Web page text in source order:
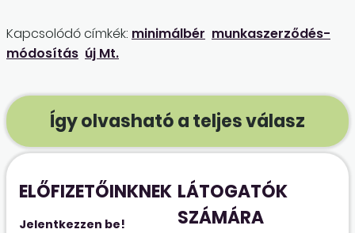
Kapcsolódó címkék: minimálbér munkaszerződés-
módosítás új Mt.
Így olvasható a teljes válasz
ELŐFIZETŐINKNEK
Jelentkezzen be!
LÁTOGATÓK
SZÁMÁRA